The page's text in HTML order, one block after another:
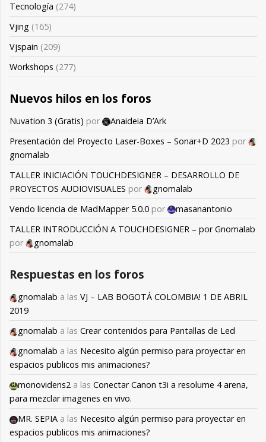
Tecnología (274)
Vjing (165)
Vjspain (209)
Workshops (277)
Nuevos hilos en los foros
Nuvation 3 (Gratis) por
Anaideia D’Ark
Presentación del Proyecto Laser-Boxes – Sonar+D 2023 por
gnomalab
TALLER INICIACIÓN TOUCHDESIGNER – DESARROLLO DE
PROYECTOS AUDIOVISUALES por
gnomalab
Vendo licencia de MadMapper 5.0.0 por
masanantonio
TALLER INTRODUCCIÓN A TOUCHDESIGNER – por Gnomalab
por
gnomalab
Respuestas en los foros
gnomalab a las VJ – LAB BOGOTÁ COLOMBIA! 1 DE ABRIL
2019
gnomalab a las Crear contenidos para Pantallas de Led
gnomalab a las Necesito algún permiso para proyectar en
espacios publicos mis animaciones?
monovidens2 a las Conectar Canon t3i a resolume 4 arena,
para mezclar imagenes en vivo.
MR. SEPIA a las Necesito algún permiso para proyectar en
espacios publicos mis animaciones?